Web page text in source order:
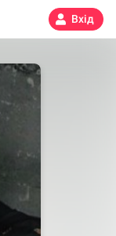
Вхід